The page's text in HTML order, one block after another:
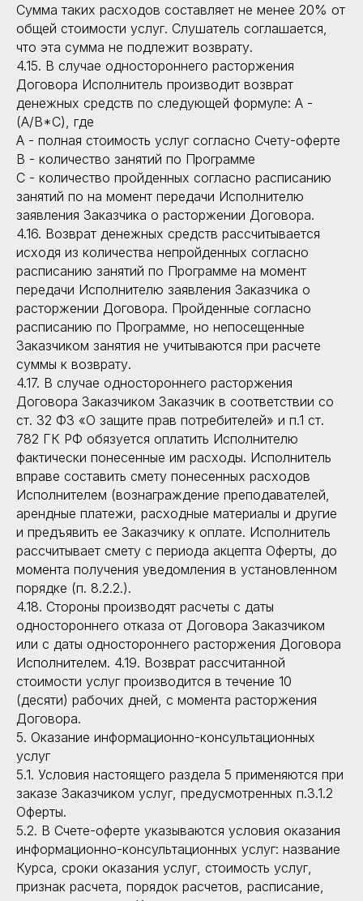
Сумма таких расходов составляет не менее 20% от
общей стоимости услуг. Слушатель соглашается,
что эта сумма не подлежит возврату.
4.15. В случае одностороннего расторжения
Договора Исполнитель производит возврат
денежных средств по следующей формуле: А -
(A/B*C), где
А - полная стоимость услуг согласно Счету-оферте
В - количество занятий по Программе
C - количество пройденных согласно расписанию
занятий по на момент передачи Исполнителю
заявления Заказчика о расторжении Договора.
4.16. Возврат денежных средств рассчитывается
исходя из количества непройденных согласно
расписанию занятий по Программе на момент
передачи Исполнителю заявления Заказчика о
расторжении Договора. Пройденные согласно
расписанию по Программе, но непосещенные
Заказчиком занятия не учитываются при расчете
суммы к возврату.
4.17. В случае одностороннего расторжения
Договора Заказчиком Заказчик в соответствии со
ст. 32 ФЗ «О защите прав потребителей» и п.1 ст.
782 ГК РФ обязуется оплатить Исполнителю
фактически понесенные им расходы. Исполнитель
вправе составить смету понесенных расходов
Исполнителем (вознаграждение преподавателей,
арендные платежи, расходные материалы и другие
и предъявить ее Заказчику к оплате. Исполнитель
рассчитывает смету с периода акцепта Оферты, до
момента получения уведомления в установленном
порядке (п. 8.2.2.).
4.18. Стороны производят расчеты с даты
одностороннего отказа от Договора Заказчиком
или с даты одностороннего расторжения Договора
Исполнителем. 4.19. Возврат рассчитанной
стоимости услуг производится в течение 10
(десяти) рабочих дней, с момента расторжения
Договора.
5. Оказание информационно-консультационных
услуг
5.1. Условия настоящего раздела 5 применяются при
заказе Заказчиком услуг, предусмотренных п.3.1.2
Оферты.
5.2. В Счете-оферте указываются условия оказания
информационно-консультационных услуг: название
Курса, сроки оказания услуг, стоимость услуг,
признак расчета, порядок расчетов, расписание,